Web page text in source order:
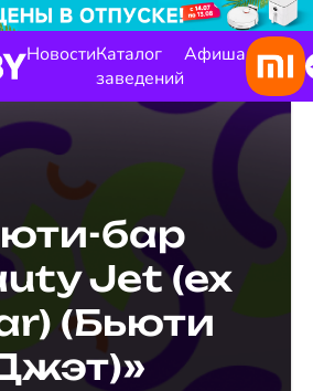
НовостиКаталог
заведений
Афиша
бар
Jet (ex
(Бьюти